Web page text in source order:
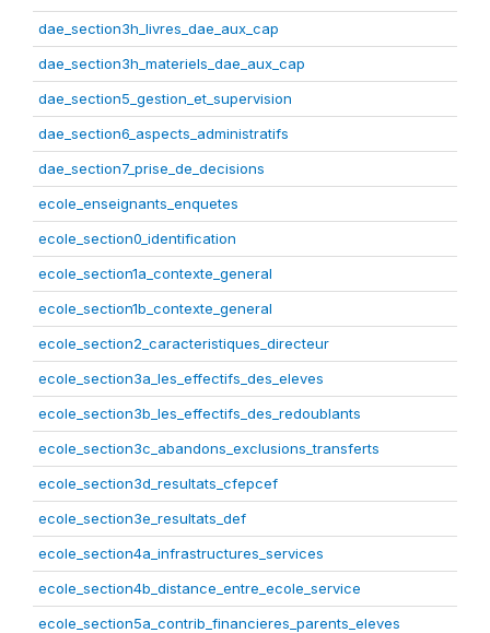
dae_section3h_livres_dae_aux_cap
dae_section3h_materiels_dae_aux_cap
dae_section5_gestion_et_supervision
dae_section6_aspects_administratifs
dae_section7_prise_de_decisions
ecole_enseignants_enquetes
ecole_section0_identification
ecole_section1a_contexte_general
ecole_section1b_contexte_general
ecole_section2_caracteristiques_directeur
ecole_section3a_les_effectifs_des_eleves
ecole_section3b_les_effectifs_des_redoublants
ecole_section3c_abandons_exclusions_transferts
ecole_section3d_resultats_cfepcef
ecole_section3e_resultats_def
ecole_section4a_infrastructures_services
ecole_section4b_distance_entre_ecole_service
ecole_section5a_contrib_financieres_parents_eleves